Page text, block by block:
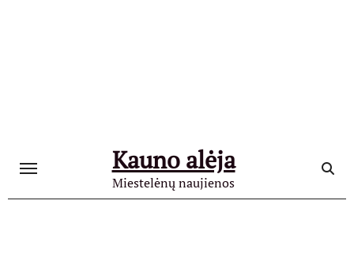
Kauno alėja
Miestelėnų naujienos